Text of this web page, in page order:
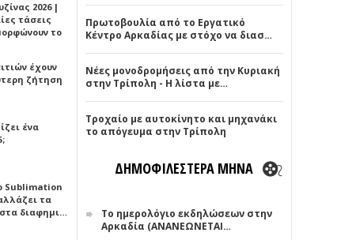
2026 |
τάσεις
το
έχουν
ζήτηση
ένα
Sublimation
τα
διαφημι…
Πρωτοβουλία από το Εργατικό
Κέντρο Αρκαδίας με στόχο να διασ…
Νέες μονοδρομήσεις από την Κυριακή
στην Τρίπολη - Η λίστα με…
Τροχαίο με αυτοκίνητο και μηχανάκι
το απόγευμα στην Τρίπολη
ΔΗΜΟΦΙΛΕΣΤΕΡΑ ΜΗΝΑ
Το ημερολόγιο εκδηλώσεων στην
Αρκαδία (ΑΝΑΝΕΩΝΕΤΑΙ…